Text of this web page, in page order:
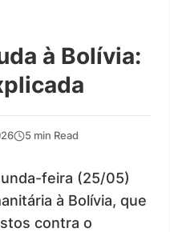
à Bolívia:
5 min Read
feira (25/05)
à Bolívia, que
contra o